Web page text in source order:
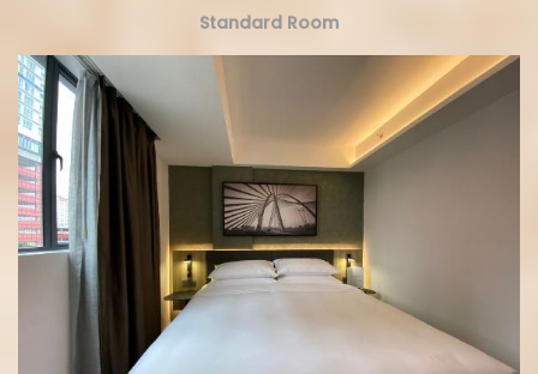
Standard Room